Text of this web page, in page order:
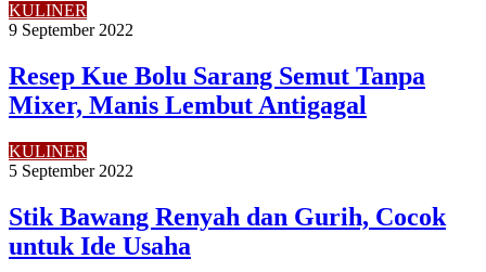
KULINER
9 September 2022
Resep Kue Bolu Sarang Semut Tanpa
Mixer, Manis Lembut Antigagal
KULINER
5 September 2022
Stik Bawang Renyah dan Gurih, Cocok
untuk Ide Usaha